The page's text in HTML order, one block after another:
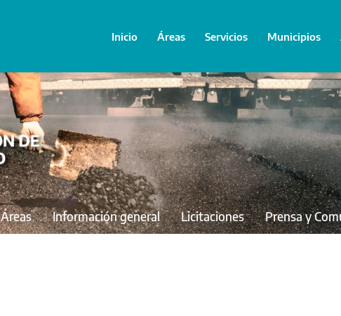
Inicio Áreas Servicios Municipios
Áreas Información general Licitaciones Prensa y